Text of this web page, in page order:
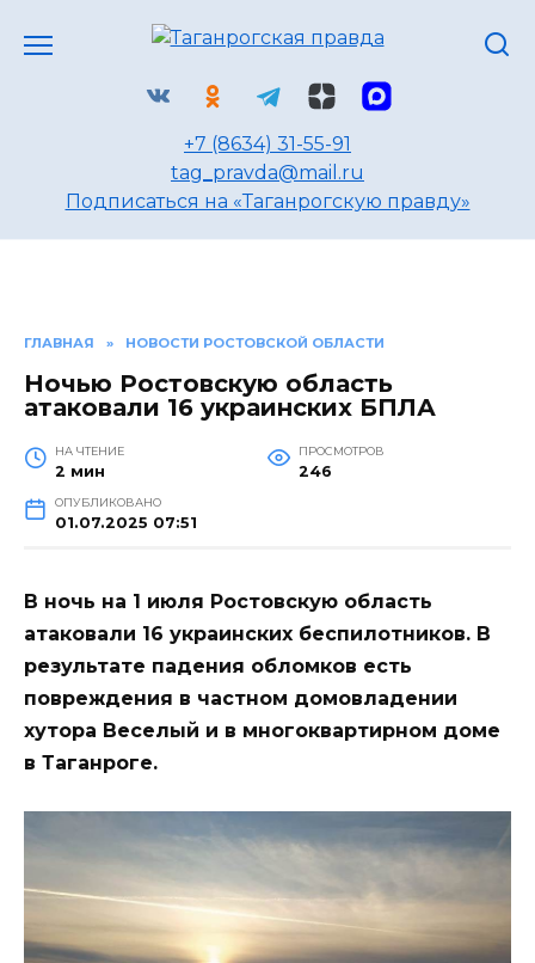
+7 (8634) 31-55-91
tag_pravda@mail.ru
Подписаться на «Таганрогскую правду»
ГЛАВНАЯ » НОВОСТИ РОСТОВСКОЙ ОБЛАСТИ
Ночью Ростовскую область
атаковали 16 украинских БПЛА
НА ЧТЕНИЕ
2 мин
ПРОСМОТРОВ
246
ОПУБЛИКОВАНО
01.07.2025 07:51
В ночь на 1 июля Ростовскую область
атаковали 16 украинских беспилотников. В
результате падения обломков есть
повреждения в частном домовладении
хутора Веселый и в многоквартирном доме
в Таганроге.